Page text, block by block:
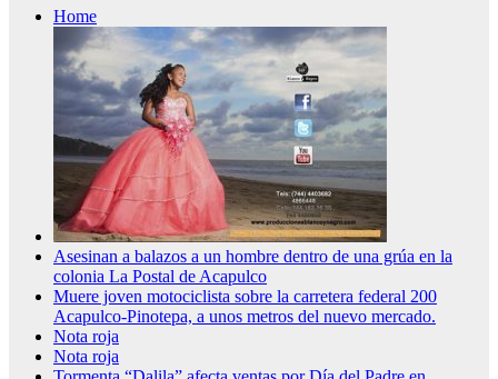
Home
Asesinan a balazos a un hombre dentro de una grúa en la
colonia La Postal de Acapulco
Muere joven motociclista sobre la carretera federal 200
Acapulco-Pinotepa, a unos metros del nuevo mercado.
Nota roja
Nota roja